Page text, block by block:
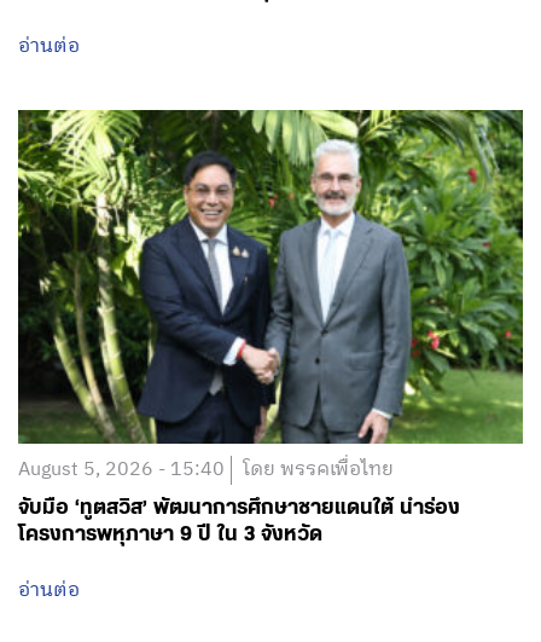
อ่านต่อ
August 5, 2026 - 15:40 โดย พรรคเพื่อไทย
จับมือ ‘ทูตสวิส’ พัฒนาการศึกษาชายแดนใต้ นำร่อง
โครงการพหุภาษา 9 ปี ใน 3 จังหวัด
อ่านต่อ